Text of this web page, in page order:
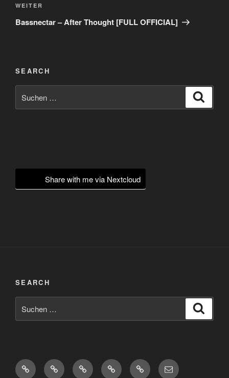
Nächster
Beitrag
WEITER
Bassnectar – After Thought [FULL OFFICIAL]
SEARCH
nach:
Share with me via Nextcloud
SEARCH
nach:
Diaspora*PixelfedPeertubeMastodonMatrix eMail